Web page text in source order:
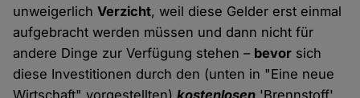
unweigerlichVerzicht, weil diese Gelder erst einmal
aufgebracht werden müssen und dann nicht für
andere Dinge zur Verfügung stehen – bevor sich
diese Investitionen durch den (unten in "Eine neue